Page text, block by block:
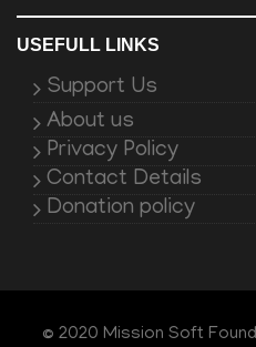
USEFULL LINKS
Support Us
About us
Privacy Policy
Contact Details
Donation policy
© 2020 Mission Soft